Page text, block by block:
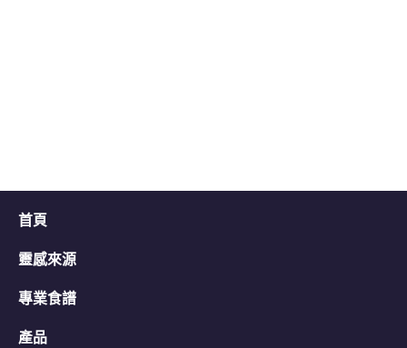
首頁
靈感來源
專業食譜
產品